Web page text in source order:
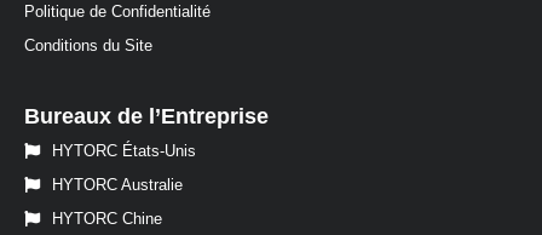
Politique de Confidentialité
Conditions du Site
Bureaux de l’Entreprise
HYTORC États-Unis
HYTORC Australie
HYTORC Chine